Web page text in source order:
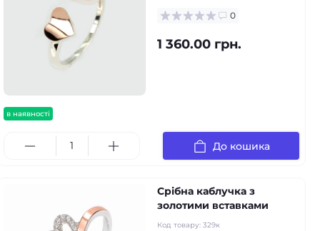
в наявності
0
1 360.00 грн.
До кошика
Срібна каблучка з
золотими вставками
Код товару: 329к